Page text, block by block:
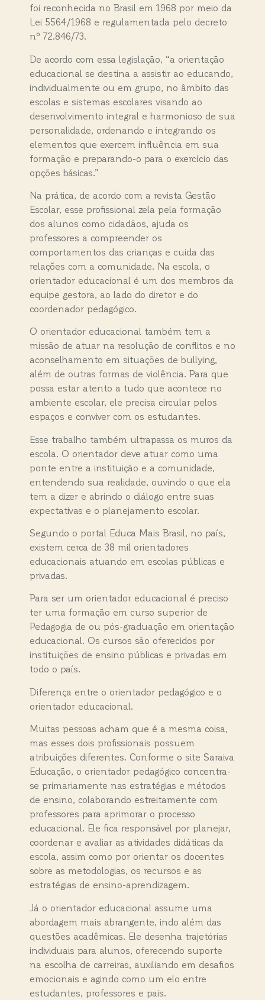
foi reconhecida no Brasil em 1968 por meio da
Lei 5564/1968 e regulamentada pelo decreto
nº 72.846/73.
De acordo com essa legislação, “a orientação
educacional se destina a assistir ao educando,
individualmente ou em grupo, no âmbito das
escolas e sistemas escolares visando ao
desenvolvimento integral e harmonioso de sua
personalidade, ordenando e integrando os
elementos que exercem influência em sua
formação e preparando-o para o exercício das
opções básicas.”
Na prática, de acordo com a revista Gestão
Escolar, esse profissional zela pela formação
dos alunos como cidadãos, ajuda os
professores a compreender os
comportamentos das crianças e cuida das
relações com a comunidade. Na escola, o
orientador educacional é um dos membros da
equipe gestora, ao lado do diretor e do
coordenador pedagógico.
O orientador educacional também tem a
missão de atuar na resolução de conflitos e no
aconselhamento em situações de bullying,
além de outras formas de violência. Para que
possa estar atento a tudo que acontece no
ambiente escolar, ele precisa circular pelos
espaços e conviver com os estudantes.
Esse trabalho também ultrapassa os muros da
escola. O orientador deve atuar como uma
ponte entre a instituição e a comunidade,
entendendo sua realidade, ouvindo o que ela
tem a dizer e abrindo o diálogo entre suas
expectativas e o planejamento escolar.
Segundo o portal Educa Mais Brasil, no país,
existem cerca de 38 mil orientadores
educacionais atuando em escolas públicas e
privadas.
Para ser um orientador educacional é preciso
ter uma formação em curso superior de
Pedagogia de ou pós-graduação em orientação
educacional. Os cursos são oferecidos por
instituições de ensino públicas e privadas em
todo o país.
Diferença entre o orientador pedagógico e o
orientador educacional.
Muitas pessoas acham que é a mesma coisa,
mas esses dois profissionais possuem
atribuições diferentes. Conforme o site Saraiva
Educação, o orientador pedagógico concentra-
se primariamente nas estratégias e métodos
de ensino, colaborando estreitamente com
professores para aprimorar o processo
educacional. Ele fica responsável por planejar,
coordenar e avaliar as atividades didáticas da
escola, assim como por orientar os docentes
sobre as metodologias, os recursos e as
estratégias de ensino-aprendizagem.
Já o orientador educacional assume uma
abordagem mais abrangente, indo além das
questões acadêmicas. Ele desenha trajetórias
individuais para alunos, oferecendo suporte
na escolha de carreiras, auxiliando em desafios
emocionais e agindo como um elo entre
estudantes, professores e pais.